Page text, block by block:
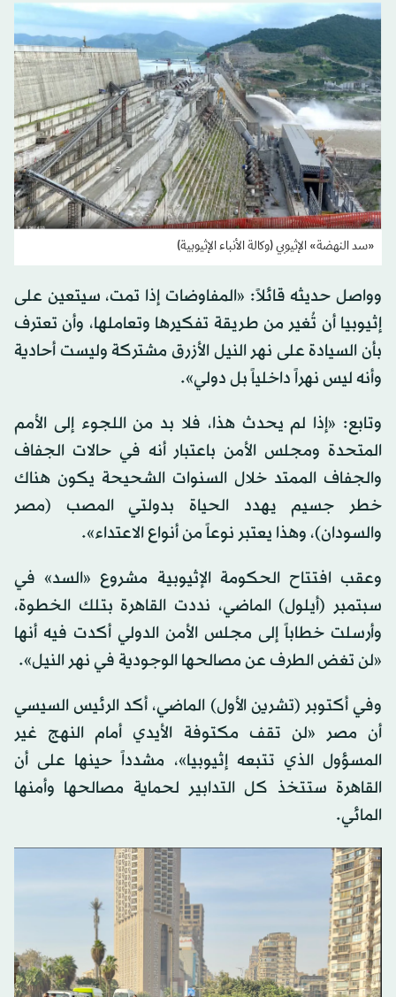
«سد النهضة» الإثيوبي (وكالة الأنباء الإثيوبية)
وواصل حديثه قائلاً: «المفاوضات إذا تمت، سيتعين على
إثيوبيا أن تُغير من طريقة تفكيرها وتعاملها، وأن تعترف
بأن السيادة على نهر النيل الأزرق مشتركة وليست أحادية
وأنه ليس نهراً داخلياً بل دولي».
وتابع: «إذا لم يحدث هذا، فلا بد من اللجوء إلى الأمم
المتحدة ومجلس الأمن باعتبار أنه في حالات الجفاف
والجفاف الممتد خلال السنوات الشحيحة يكون هناك
خطر جسيم يهدد الحياة بدولتي المصب (مصر
والسودان)، وهذا يعتبر نوعاً من أنواع الاعتداء».
وعقب افتتاح الحكومة الإثيوبية مشروع «السد» في
سبتمبر (أيلول) الماضي، نددت القاهرة بتلك الخطوة،
وأرسلت خطاباً إلى مجلس الأمن الدولي أكدت فيه أنها
«لن تغض الطرف عن مصالحها الوجودية في نهر النيل».
وفي أكتوبر (تشرين الأول) الماضي، أكد الرئيس السيسي
أن مصر «لن تقف مكتوفة الأيدي أمام النهج غير
المسؤول الذي تتبعه إثيوبيا»، مشدداً حينها على أن
القاهرة ستتخذ كل التدابير لحماية مصالحها وأمنها
المائي.